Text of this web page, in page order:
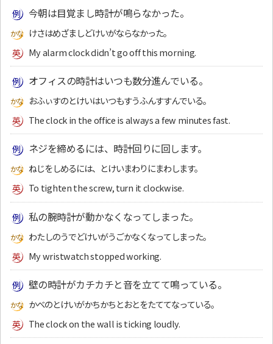
今朝は目覚まし時計が鳴らなかった。
けさはめざましどけいがならなかった。
My alarm clock didn’t go off this morning.
オフィスの時計はいつも数分進んでいる。
おふぃすのとけいはいつもすうふんすすんでいる。
The clock in the office is always a few minutes fast.
ネジを締めるには、時計回りに回します。
ねじをしめるには、とけいまわりにまわします。
To tighten the screw, turn it clockwise.
私の腕時計が動かなくなってしまった。
わたしのうでどけいがうごかなくなってしまった。
My wristwatch stopped working.
壁の時計がカチカチと音を立てて鳴っている。
かべのとけいがかちかちとおとをたててなっている。
The clock on the wall is ticking loudly.